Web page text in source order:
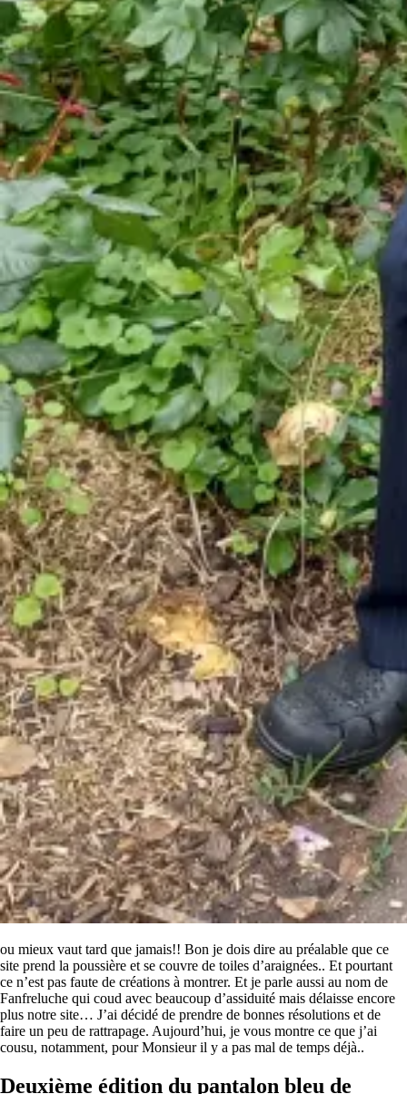
ou mieux vaut tard que jamais!! Bon je dois dire au préalable que ce
site prend la poussière et se couvre de toiles d’araignées.. Et pourtant
ce n’est pas faute de créations à montrer. Et je parle aussi au nom de
Fanfreluche qui coud avec beaucoup d’assiduité mais délaisse encore
plus notre site… J’ai décidé de prendre de bonnes résolutions et de
faire un peu de rattrapage. Aujourd’hui, je vous montre ce que j’ai
cousu, notamment, pour Monsieur il y a pas mal de temps déjà..
Deuxième édition du pantalon bleu de